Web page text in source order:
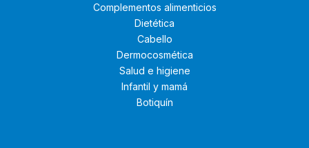
Complementos alimenticios
Dietética
Cabello
Dermocosmética
Salud e higiene
Infantil y mamá
Botiquín